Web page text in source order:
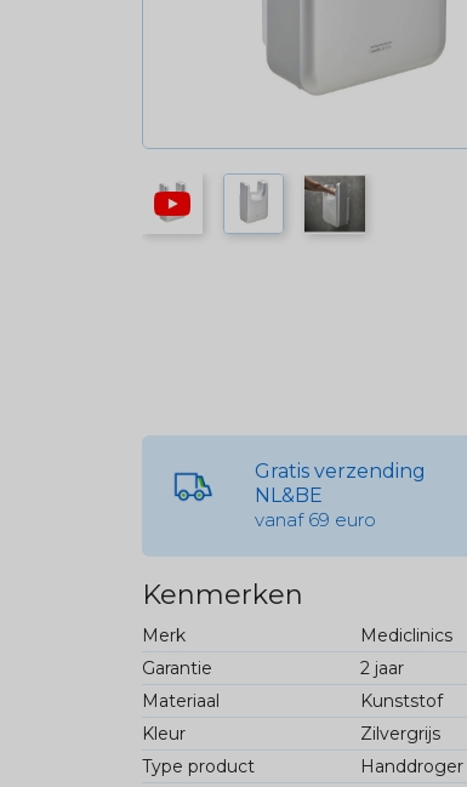
Gratis verzending
NL&BE
vanaf 69 euro
Kenmerken
Merk
Mediclinics
Garantie
2 jaar
Materiaal
Kunststof
Kleur
Zilvergrijs
Type product
Handdroger